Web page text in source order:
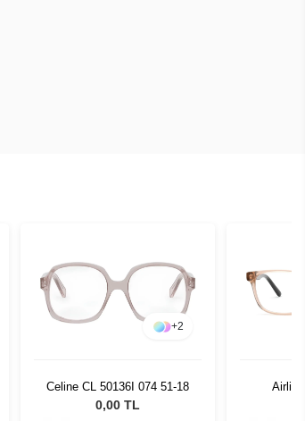
+2
Celine CL 50136I 074 51-18
0,00 TL
Airlite